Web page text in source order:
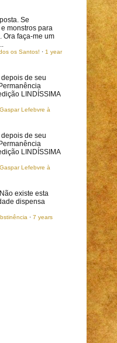
Se
monstros para
Ora faça-me um
os Santos! · 1 year
de seu
LINDÍSSIMA
Lefebvre à
de seu
LINDÍSSIMA
Lefebvre à
existe esta
dispensa
· 7 years